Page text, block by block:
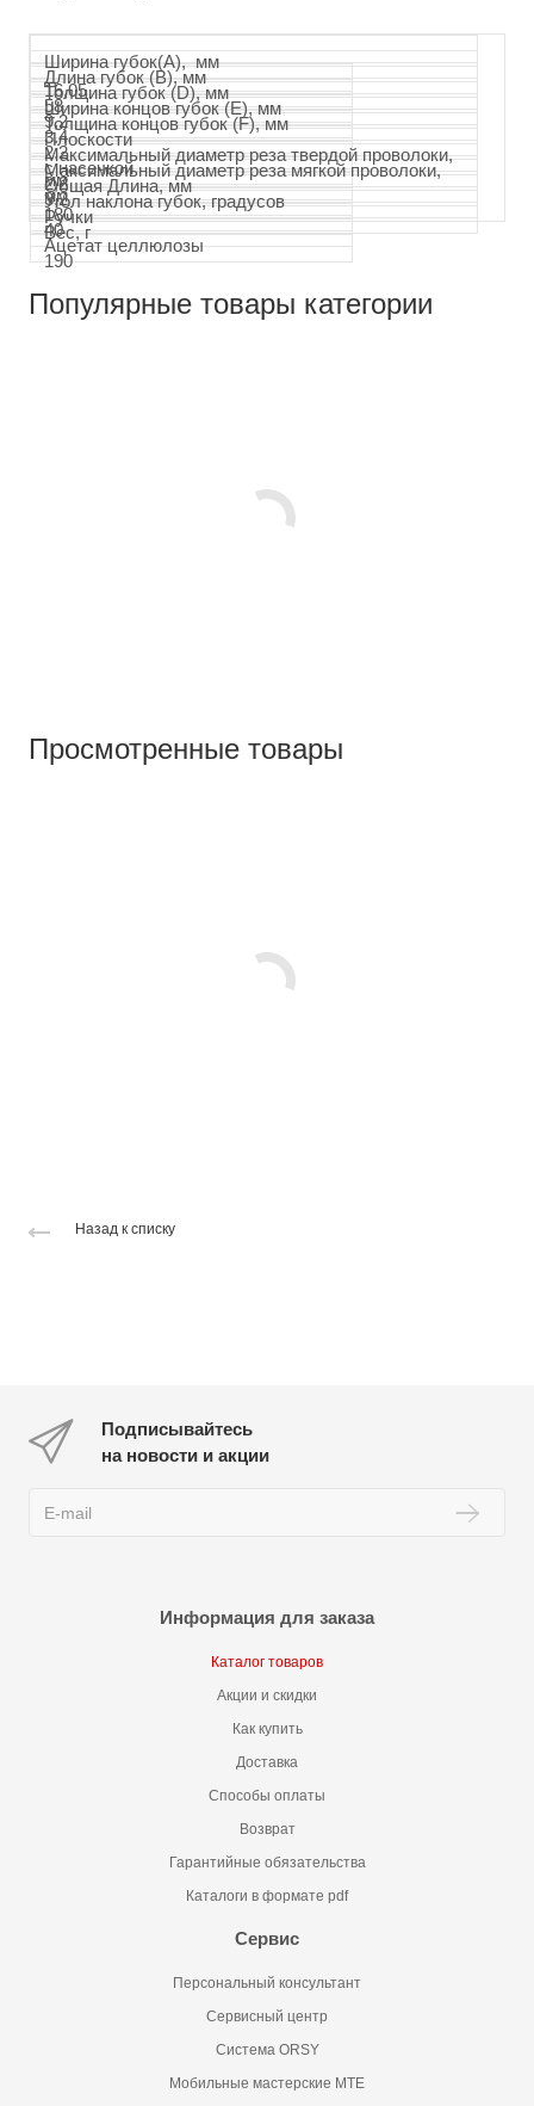
Ширина губок(А), мм
16,05
Длина губок (B), мм
58
Толщина губок (D), мм
9,2
Ширина концов губок (E), мм
3.4
Толщина концов губок (F), мм
2.2
Плоскости
с насечкой
Максимальный диаметр реза твердой проволоки,
мм
2,2
Максимальный диаметр реза мягкой проволоки,
мм
3,2
Общая Длина, мм
180
Угол наклона губок, градусов
40
Ручки
Ацетат целлюлозы
Вес, г
190
Популярные товары категории
Просмотренные товары
Назад к списку
Подписывайтесь
на новости и акции
Информация для заказа
Каталог товаров
Акции и скидки
Как купить
Доставка
Способы оплаты
Возврат
Гарантийные обязательства
Каталоги в формате pdf
Сервис
Персональный консультант
Сервисный центр
Система ORSY
Мобильные мастерские MTE